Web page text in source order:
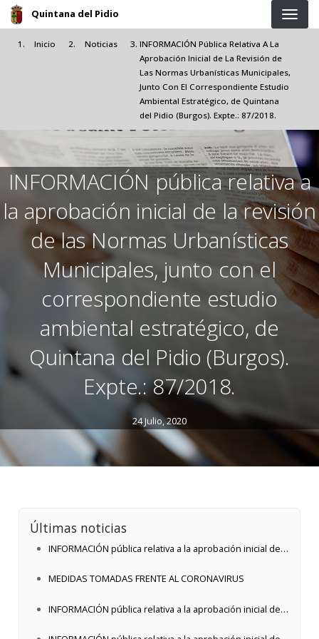
Pasar al contenido principal
Quintana del Pidio
Inicio Noticias
INFORMACIÓN Pública Relativa A La
Aprobación Inicial de La Revisión de
Las Normas Urbanísticas Municipales,
Junto Con El Correspondiente Estudio
Ambiental Estratégico, de Quintana
del Pidio (Burgos). Expte.: 87/2018.
INFORMACIÓN pública relativa a
la aprobación inicial de la revisión
de las Normas Urbanísticas
Municipales, junto con el
correspondiente estudio
ambiental estratégico, de
Quintana del Pidio (Burgos).
Expte.: 87/2018.
24 Julio, 2020
Últimas noticias
INFORMACIÓN pública relativa a la aprobación inicial de
junto con el correspondiente estudio ambiental
87/2018.
MEDIDAS TOMADAS FRENTE AL CORONAVIRUS
INFORMACIÓN pública relativa a la aprobación inicial de